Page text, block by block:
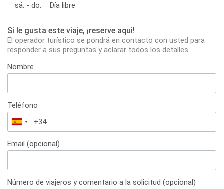
sá. - do.
Día libre
Si le gusta este viaje, ¡reserve aqui!
El operador turístico se pondrá en contacto con usted para
responder a sus preguntas y aclarar todos los detalles.
Nombre
Teléfono
España
+34
Email (opcional)
Número de viajeros y comentario a la solicitud (opcional)